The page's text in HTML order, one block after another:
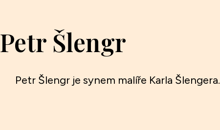
Petr Šlengr
Petr Šlengr je synem malíře Karla Šlengera.